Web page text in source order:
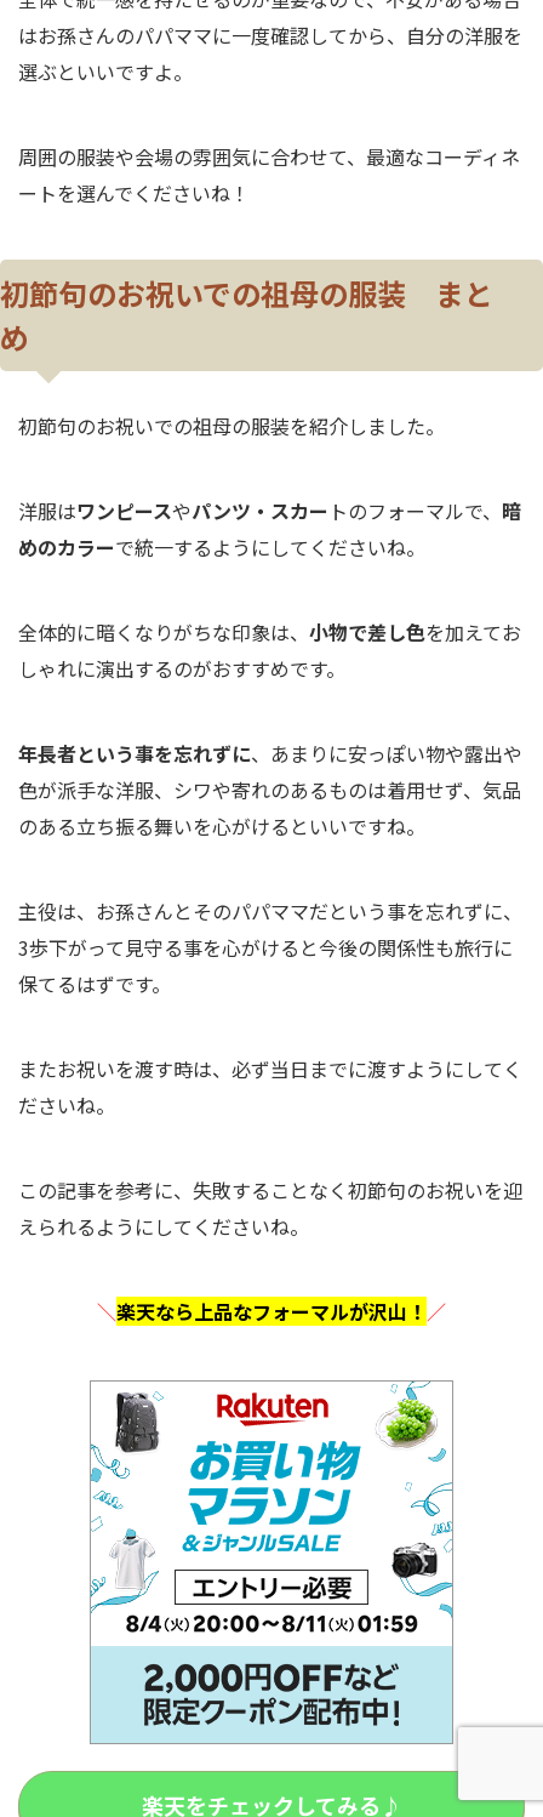
はお孫さんのパパママに一度確認してから、自分の洋服を
選ぶといいですよ。
周囲の服装や会場の雰囲気に合わせて、最適なコーディネ
ートを選んでくださいね！
初節句のお祝いでの祖母の服装 まと
め
初節句のお祝いでの祖母の服装を紹介しました。
洋服はワンピースやパンツ・スカー トのフォーマルで、 暗
めのカラーで統一するようにしてくださいね。
全体的に暗くなりがちな印象は、 小物で差し色を加えてお
しゃれに演出するのがおすすめです。
年長者という事を忘れずに、あまりに安っぽい物や露出や
色が派手な洋服、シワや寄れのあるものは着用せず、気品
のある立ち振る舞いを心がけるといいですね。
主役は、お孫さんとそのパパママだという事を忘れずに、
3歩下がって見守る事を心がけると今後の関係性も旅行に
保てるはずです。
またお祝いを渡す時は、必ず当日までに渡すようにしてく
ださいね。
この記事を参考に、失敗することなく初節句のお祝いを迎
えられるようにしてくださいね。
＼楽天なら上品なフォーマルが沢山！ ／
楽天をチェックしてみる♪